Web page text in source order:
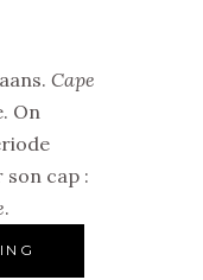
Cape
On
cap :
.